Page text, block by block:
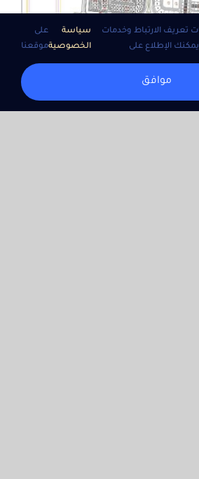
تعريف الارتباط وخدمات
الإطلاع على
سياسة
الخصوصية
على
موقعنا
موافق